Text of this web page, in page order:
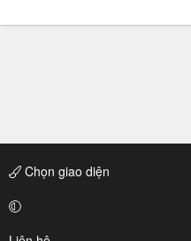
Chọn giao diện